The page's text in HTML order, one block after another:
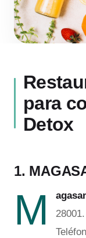
para
Detox
1.
M